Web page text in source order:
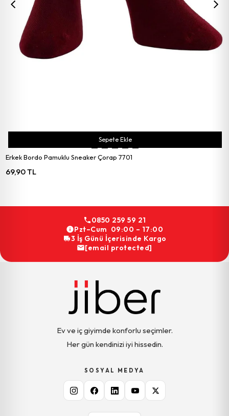
Erkek Bordo Pamuklu Sneaker Çorap 7701
69,90 TL
Sepete Ekle
0850 259 59 21
Pzt–Cum 09:00 – 17:00
3 İş Günü İçerisinde Kargo
[email protected]
Ev ve iç giyimde konforlu seçimler.
Her gün kendinizi iyi hissedin.
SOSYAL MEDYA